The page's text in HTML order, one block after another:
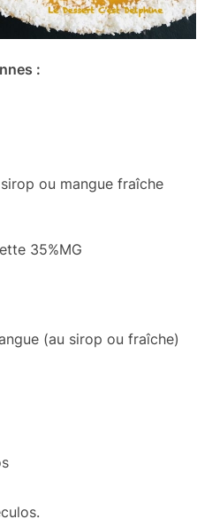
:
ou mangue fraîche
35%MG
(au sirop ou fraîche)